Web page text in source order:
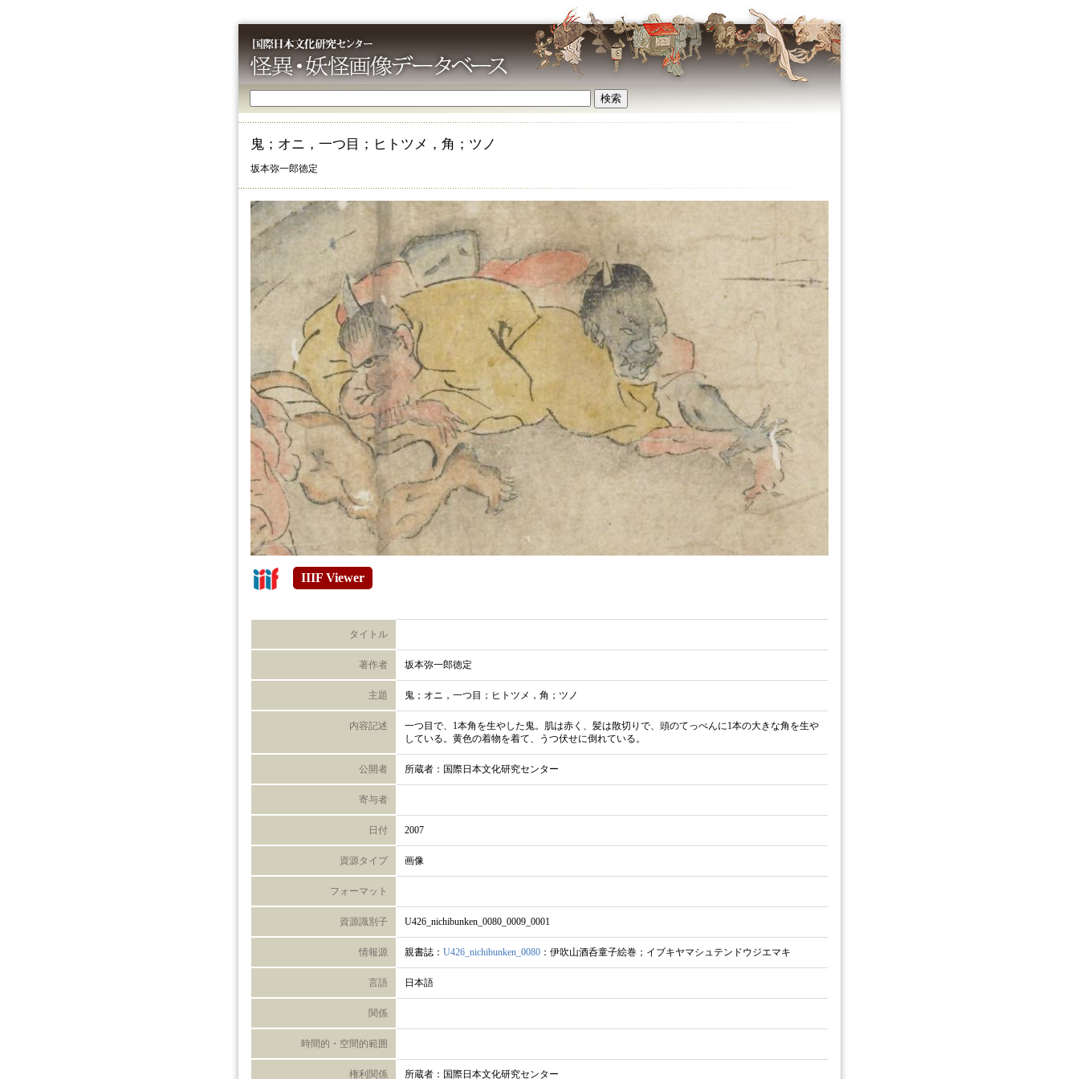
鬼；オニ，一つ目；ヒトツメ，角；ツノ
坂本弥一郎徳定
IIIF Viewer
タイトル
著作者 坂本弥一郎徳定
主題 鬼；オニ，一つ目；ヒトツメ，角；ツノ
内容記述
一つ目で、1本角を生やした鬼。肌は赤く、髪は散切りで、頭のてっぺんに1本の大きな角を生や
している。黄色の着物を着て、うつ伏せに倒れている。
公開者 所蔵者：国際日本文化研究センター
寄与者
日付 2007
資源タイプ 画像
フォーマット
資源識別子 U426_nichibunken_0080_0009_0001
情報源 親書誌： U426_nichibunken_0080 ：伊吹山酒呑童子絵巻；イブキヤマシュテンドウジエマキ
言語 日本語
関係
時間的・空間的範囲
権利関係 所蔵者：国際日本文化研究センター